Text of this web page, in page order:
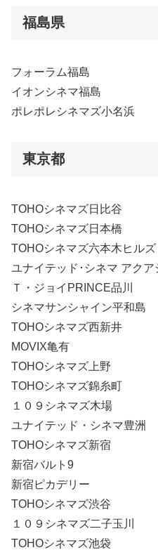
福島県
フォーラム福島
イオンシネマ福島
ポレポレシネマズ小名浜
東京都
TOHOシネマズ日比谷
TOHOシネマズ日本橋
TOHOシネマズ六本木ヒルズ
ユナイテッド･シネマ アク
Ｔ・ジョイPRINCE品川
シネマサンシャイン平和島
TOHOシネマズ西新井
MOVIX亀有
TOHOシネマズ上野
TOHOシネマズ錦糸町
１０９シネマズ木場
ユナイテッド・シネマ豊洲
TOHOシネマズ新宿
新宿バルト9
新宿ピカデリー
TOHOシネマズ渋谷
１０９シネマズ二子玉川
TOHOシネマズ池袋